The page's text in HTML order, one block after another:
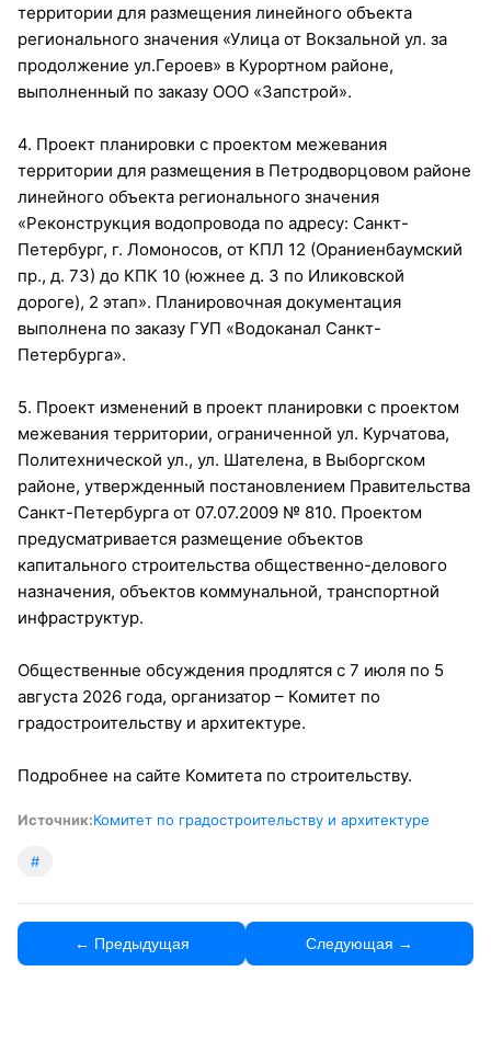
территории для размещения линейного объекта
регионального значения «Улица от Вокзальной ул. за
продолжение ул.Героев» в Курортном районе,
выполненный по заказу ООО «Запстрой».
4. Проект планировки с проектом межевания
территории для размещения в Петродворцовом районе
линейного объекта регионального значения
«Реконструкция водопровода по адресу: Санкт-
Петербург, г. Ломоносов, от КПЛ 12 (Ораниенбаумский
пр., д. 73) до КПК 10 (южнее д. 3 по Иликовской
дороге), 2 этап». Планировочная документация
выполнена по заказу ГУП «Водоканал Санкт-
Петербурга».
5. Проект изменений в проект планировки с проектом
межевания территории, ограниченной ул. Курчатова,
Политехнической ул., ул. Шателена, в Выборгском
районе, утвержденный постановлением Правительства
Санкт-Петербурга от 07.07.2009 № 810. Проектом
предусматривается размещение объектов
капитального строительства общественно-делового
назначения, объектов коммунальной, транспортной
инфраструктур.
Общественные обсуждения продлятся с 7 июля по 5
августа 2026 года, организатор – Комитет по
градостроительству и архитектуре.
Подробнее на сайте Комитета по строительству.
Источник:Комитет по градостроительству и архитектуре
#
← Предыдущая Следующая →